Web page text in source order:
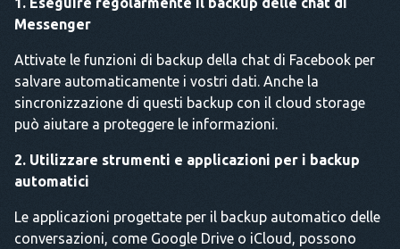
Messenger
Attivate le funzioni di backup della chat di Facebook per
salvare automaticamente i vostri dati. Anche la
sincronizzazione di questi backup con il cloud storage
può aiutare a proteggere le informazioni.
2. Utilizzare strumenti e applicazioni per i backup
automatici
Le applicazioni progettate per il backup automatico delle
conversazioni, come Google Drive o iCloud, possono